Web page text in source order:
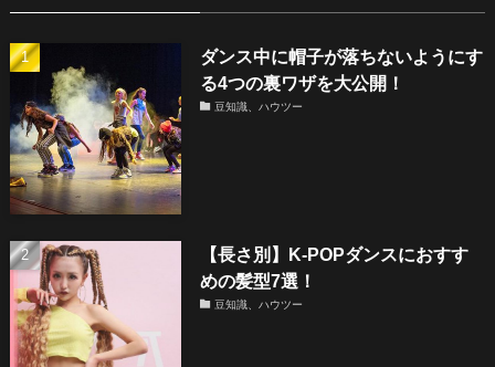
ダンス中に帽子が落ちないようにす
る4つの裏ワザを大公開！
豆知識、ハウツー
【長さ別】K-POPダンスにおすす
めの髪型7選！
豆知識、ハウツー